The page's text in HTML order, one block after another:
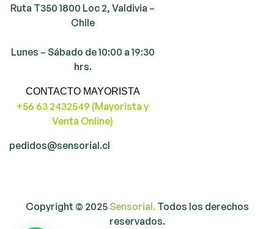
Ruta T350 1800 Loc 2, Valdivia –
Chile
Lunes – Sábado de 10:00 a 19:30
hrs.
CONTACTO MAYORISTA
+56 63 2432549 (Mayorista y
Venta Online)
pedidos@sensorial.cl
Copyright © 2025 Sensorial. Todos los derechos
reservados.